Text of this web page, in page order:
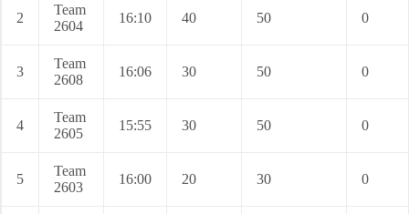
2
Team
2604
16:10 40 50 0
3
Team
2608
16:06 30 50 0
4
Team
2605
15:55 30 50 0
5
Team
2603
16:00 20 30 0